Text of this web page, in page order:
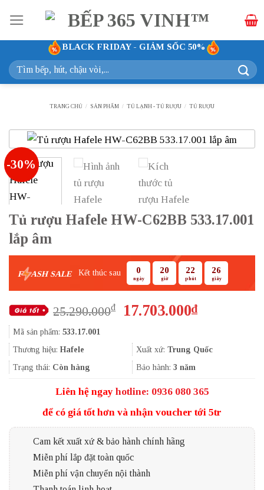
qua
nội
dung
BLACK FRIDAY - GIẢM SỐC 50%
Tìm
kiếm:
TRANG CHỦ / SẢN PHẨM / TỦ LẠNH - TỦ RƯỢU / TỦ RƯỢU
-30%
Tủ rượu Hafele HW-C62BB 533.17.001
lắp âm
F ASH SALE Kết thúc sau 0
ngày
20
giờ
22
phút
25
giây
25.290.000₫
Giá
25.290.000₫.
17.703.000₫Giá
là:
Mã sản phẩm: 533.17.001
Thương hiệu: Hafele Xuất xứ: Trung Quốc
Trạng thái: Còn hàng Bảo hành: 3 năm
Liên hệ ngay hotline: 0936 080 365
để có giá tốt hơn và nhận voucher tới 5tr
Cam kết xuất xứ & bảo hành chính hãng
Miễn phí lắp đặt toàn quốc
Miễn phí vận chuyển nội thành